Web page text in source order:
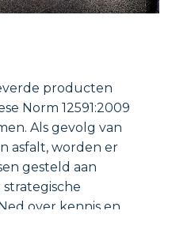
producten
Norm 12591:2009
Als gevolg van
asfalt, worden er
gesteld aan
strategische
over kennis en